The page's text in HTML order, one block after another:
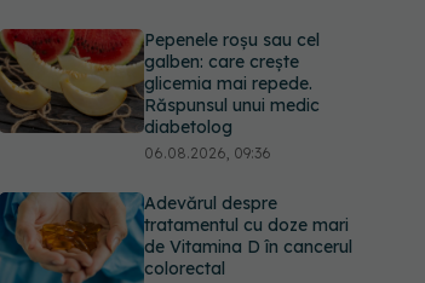
Pepenele roșu sau cel
galben: care crește
glicemia mai repede.
Răspunsul unui medic
diabetolog
06.08.2026, 09:36
Adevărul despre
tratamentul cu doze mari
de Vitamina D în cancerul
colorectal